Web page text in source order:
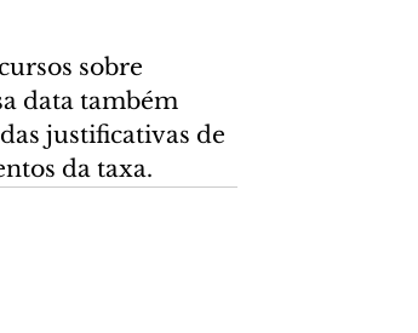
sobre
data também
justificativas de
da taxa.